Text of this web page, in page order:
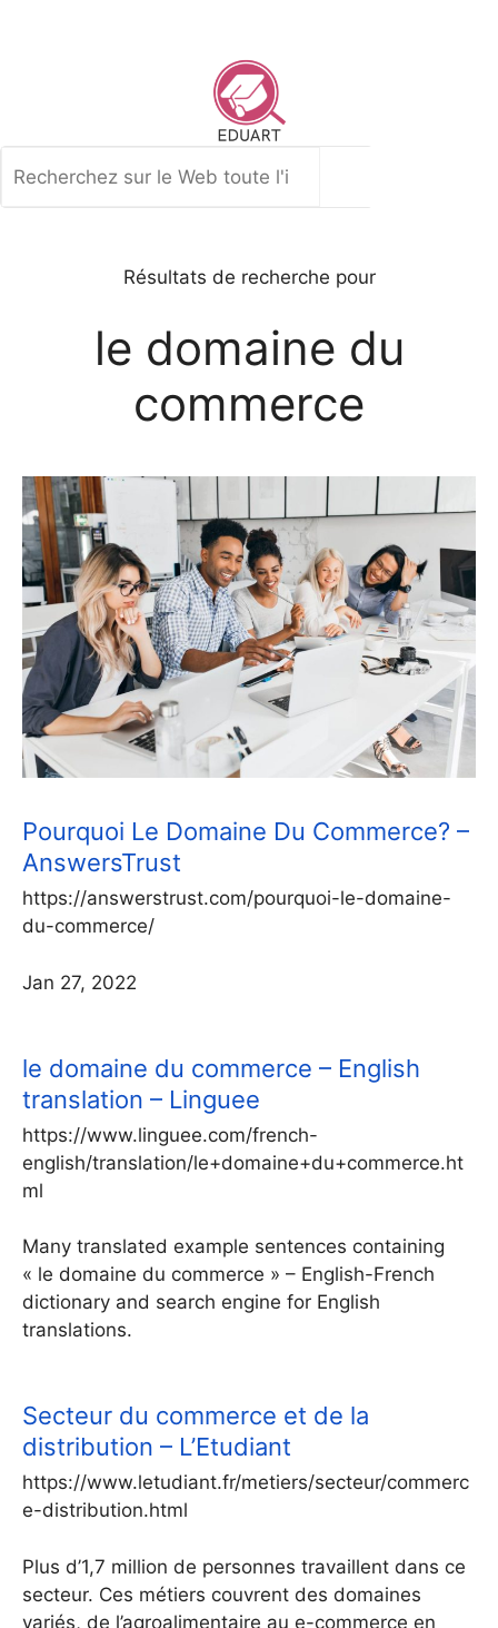
Résultats de recherche pour
le domaine du
commerce
Pourquoi Le Domaine Du Commerce? –
AnswersTrust
https://answerstrust.com/pourquoi-le-domaine-
du-commerce/
Jan 27, 2022
le domaine du commerce – English
translation – Linguee
https://www.linguee.com/french-
english/translation/le+domaine+du+commerce.ht
ml
Many translated example sentences containing
« le domaine du commerce » – English-French
dictionary and search engine for English
translations.
Secteur du commerce et de la
distribution – L’Etudiant
https://www.letudiant.fr/metiers/secteur/commerc
e-distribution.html
Plus d’1,7 million de personnes travaillent dans ce
secteur. Ces métiers couvrent des domaines
variés, de l’agroalimentaire au e-commerce en